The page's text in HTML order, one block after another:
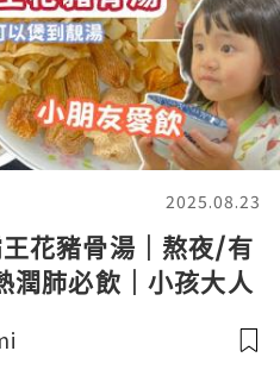
2025.08.23
花豬骨湯｜熬夜/有
潤肺必飲｜小孩大人
水